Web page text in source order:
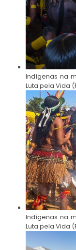
Indígenas na
Luta pela Vida
Indígenas na
Luta pela Vida